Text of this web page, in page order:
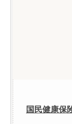
国民健康保